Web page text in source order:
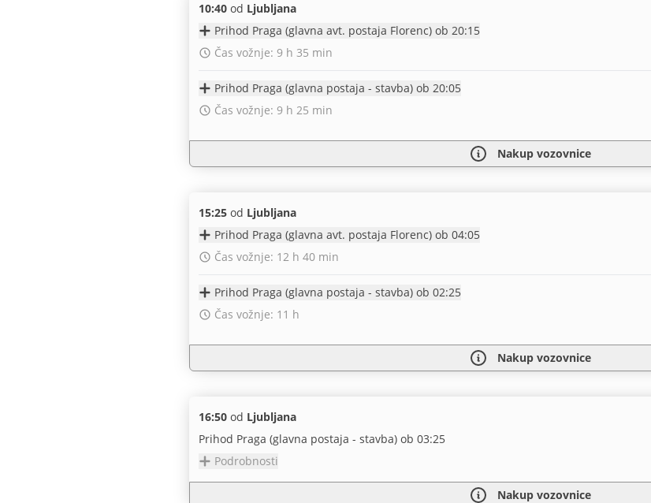
10:40 od Ljubljana
Prihod Praga (glavna avt. postaja Florenc) ob 20:15
Čas vožnje: 9 h 35 min
Prihod Praga (glavna postaja - stavba) ob 20:05
Čas vožnje: 9 h 25 min
Nakup vozovnice
15:25 od Ljubljana
Prihod Praga (glavna avt. postaja Florenc) ob 04:05
Čas vožnje: 12 h 40 min
Prihod Praga (glavna postaja - stavba) ob 02:25
Čas vožnje: 11 h
Nakup vozovnice
16:50 od Ljubljana
Prihod Praga (glavna postaja - stavba) ob 03:25
Podrobnosti
Nakup vozovnice